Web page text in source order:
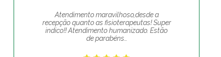
Atendimento maravilhoso,desde a
recepção quanto as fisioterapeutas! Super
indico!! Atendimento humanizado. Estão
de parabéns…